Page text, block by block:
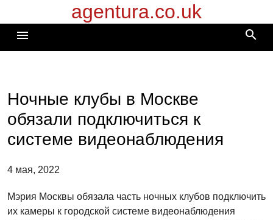
к
содержимому
agentura.co.uk
menu search
Ночные клубы в Москве
обязали подключиться к
системе видеонаблюдения
4 мая, 2022
Мэрия Москвы обязала часть ночных клубов подключить
их камеры к городской системе видеонаблюдения